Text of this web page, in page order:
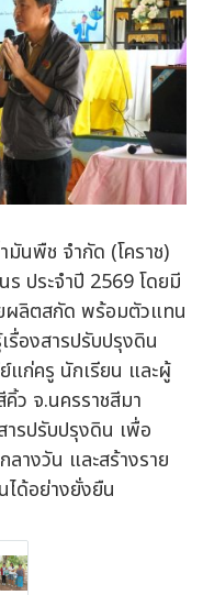
มันพืช จำกัด (โคราช)
ประจำปี 2569 โดยมี
ลิตสกัด พร้อมตัวแทน
องสารปรับปรุงดิน
แก่ครู นักเรียน และผู้
ว จ.นครราชสีมา
รปรับปรุงดิน เพื่อ
ลางวัน และสร้างราย
ได้อย่างยั่งยืน